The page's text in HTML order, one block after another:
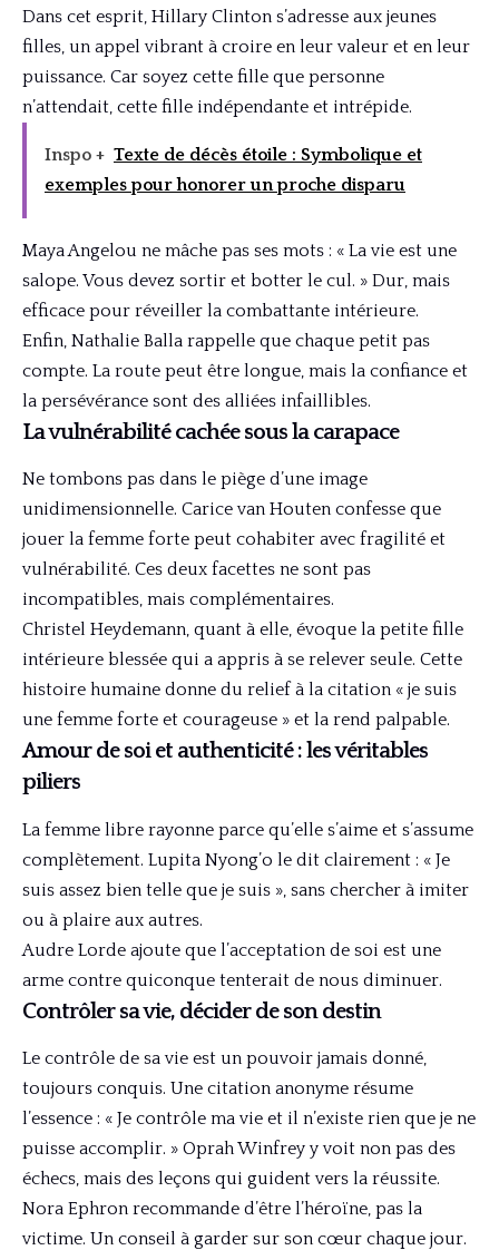
Dans cet esprit, Hillary Clinton s’adresse aux jeunes
filles, un appel vibrant à croire en leur valeur et en leur
puissance. Car soyez cette fille que personne
n’attendait, cette fille indépendante et intrépide.
Inspo + Texte de décès étoile : Symbolique et
exemples pour honorer un proche disparu
Maya Angelou ne mâche pas ses mots : « La vie est une
salope. Vous devez sortir et botter le cul. » Dur, mais
efficace pour réveiller la combattante intérieure.
Enfin, Nathalie Balla rappelle que chaque petit pas
compte. La route peut être longue, mais la confiance et
la persévérance sont des alliées infaillibles.
La vulnérabilité cachée sous la carapace
Ne tombons pas dans le piège d’une image
unidimensionnelle. Carice van Houten confesse que
jouer la femme forte peut cohabiter avec fragilité et
vulnérabilité. Ces deux facettes ne sont pas
incompatibles, mais complémentaires.
Christel Heydemann, quant à elle, évoque la petite fille
intérieure blessée qui a appris à se relever seule. Cette
histoire humaine donne du relief à la citation « je suis
une femme forte et courageuse » et la rend palpable.
Amour de soi et authenticité : les véritables
piliers
La femme libre rayonne parce qu’elle s’aime et s’assume
complètement. Lupita Nyong’o le dit clairement : « Je
suis assez bien telle que je suis », sans chercher à imiter
ou à plaire aux autres.
Audre Lorde ajoute que l’acceptation de soi est une
arme contre quiconque tenterait de nous diminuer.
Contrôler sa vie, décider de son destin
Le contrôle de sa vie est un pouvoir jamais donné,
toujours conquis. Une citation anonyme résume
l’essence : « Je contrôle ma vie et il n’existe rien que je ne
puisse accomplir. » Oprah Winfrey y voit non pas des
échecs, mais des leçons qui guident vers la réussite.
Nora Ephron recommande d’être l’héroïne, pas la
victime. Un conseil à garder sur son cœur chaque jour.